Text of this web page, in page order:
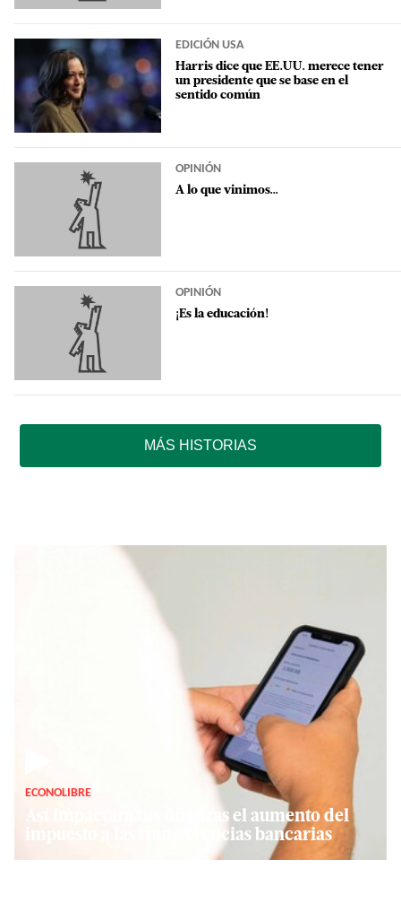
EDICIÓN USA
Harris dice que EE.UU. merece tener
un presidente que se base en el
sentido común
OPINIÓN
A lo que vinimos...
OPINIÓN
¡Es la educación!
MÁS HISTORIAS
ECONOLIBRE
Así impactará tus finanzas el aumento del
impuesto a las transferencias bancarias